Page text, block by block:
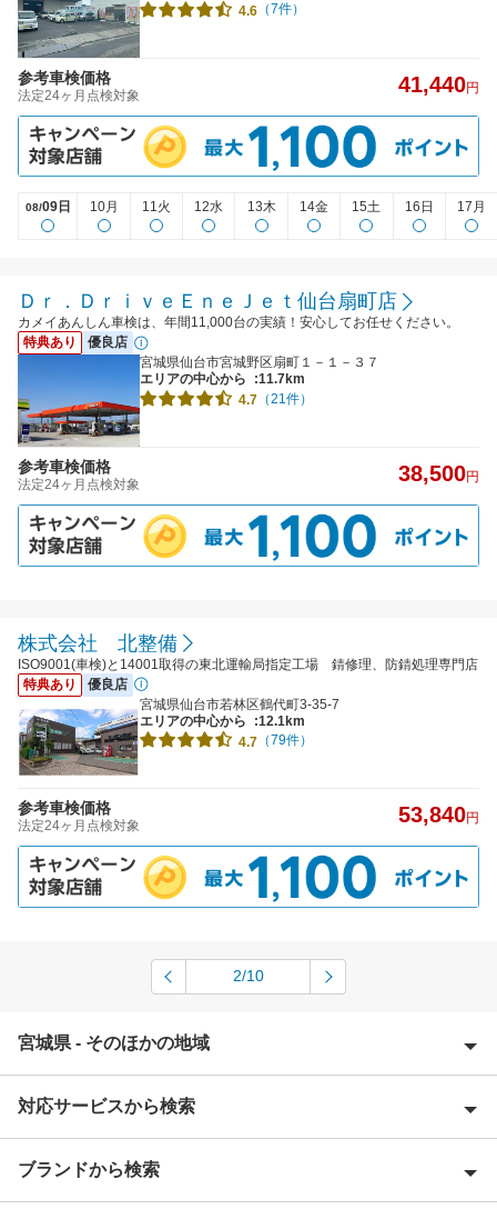
4.6 （7件）
参考車検価格
法定24ヶ月点検対象 41,440円
08/09日 10月 11火 12水 13木 14金 15土 16日 17月
Ｄｒ．ＤｒｉｖｅＥｎｅＪｅｔ仙台扇町店
カメイあんしん車検は、年間11,000台の実績！安心してお任せください。
特典あり
優良店
宮城県仙台市宮城野区扇町１－１－３７
エリアの中心から
:11.7km
4.7 （21件）
参考車検価格
法定24ヶ月点検対象 38,500円
株式会社 北整備
ISO9001(車検)と14001取得の東北運輸局指定工場 錆修理、防錆処理専門店
特典あり
優良店
宮城県仙台市若林区鶴代町3-35-7
エリアの中心から
:12.1km
4.7 （79件）
参考車検価格
法定24ヶ月点検対象 53,840円
2/10
宮城県 - そのほかの地域
伊具郡
岩沼市
対応サービスから検索
Award 受賞店
ブランドから検索